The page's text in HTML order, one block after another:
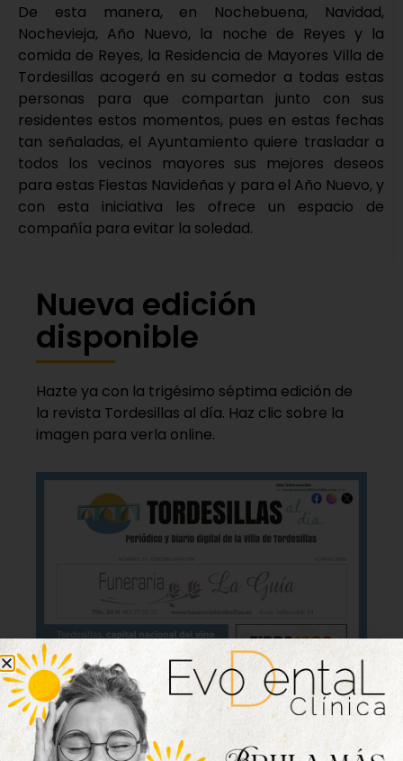
De esta manera, en Nochebuena, Navidad,
Nochevieja, Año Nuevo, la noche de Reyes y la
comida de Reyes, la Residencia de Mayores Villa de
Tordesillas acogerá en su comedor a todas estas
personas para que compartan junto con sus
residentes estos momentos, pues en estas fechas
tan señaladas, el Ayuntamiento quiere trasladar a
todos los vecinos mayores sus mejores deseos
para estas Fiestas Navideñas y para el Año Nuevo, y
con esta iniciativa les ofrece un espacio de
compañía para evitar la soledad.
Nueva edición
disponible
Hazte ya con la trigésimo séptima edición de
la revista Tordesillas al día. Haz clic sobre la
imagen para verla online.